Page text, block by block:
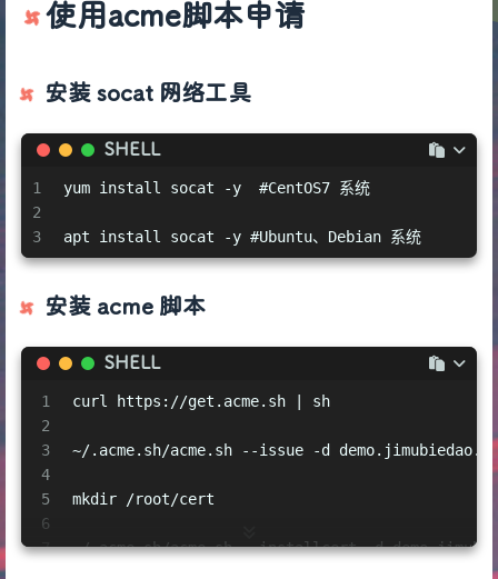
使用acme脚本申请
安装 socat 网络工具
SHELL
1
2
3
yum install socat -y  #CentOS7 系统
apt install socat -y #Ubuntu、Debian 系统
安装 acme 脚本
SHELL
1
2
3
4
5
6
7
curl https://get.acme.sh | sh
~/.acme.sh/acme.sh --issue -d
mkdir /root/cert
~/.acme.sh/acme.sh --installcert -d